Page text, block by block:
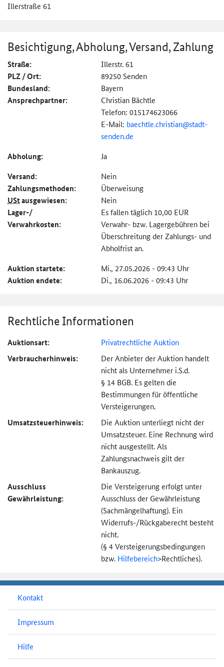
Illerstraße 61
Besichtigung, Abholung, Versand, Zahlung
Straße: Illerstr. 61
PLZ / Ort: 89250 Senden
Bundesland: Bayern
Ansprechpartner:
Christian Bächtle
Telefon: 015174623066
E-Mail: baechtle.christian@stadt-
senden.de
Abholung: Ja
Versand: Nein
Zahlungs­methoden: Überweisung
UStausgewiesen: Nein
Lager-/
Verwahrkosten:
Es fallen täglich 10,00 EUR
Verwahr- bzw. Lagergebühren bei
Überschreitung der Zahlungs- und
Abholfrist an.
Auktion startete: Mi., 27.05.2026 - 09:43 Uhr
Auktion endete: Di., 16.06.2026 - 09:43 Uhr
Rechtliche Informationen
Auktionsart: Privatrechtliche Auktion
Verbraucher­hinweis:
Der Anbieter der Auktion handelt
nicht als Unternehmer i.S.d.
§ 14 BGB. Es gelten die
Bestimmungen für öffentliche
Versteigerungen.
Umsatzsteuer­hinweis:
Die Auktion unterliegt nicht der
Umsatzsteuer. Eine Rechnung wird
nicht ausgestellt. Als
Zahlungsnachweis gilt der
Bankauszug.
Ausschluss
Gewährleistung:
Die Versteigerung erfolgt unter
Ausschluss der Gewährleistung
(Sachmängel­haftung). Ein
Widerrufs-/Rückgaberecht besteht
nicht.
(§ 4 Versteigerungs­bedingungen
bzw. Hilfebereich>Rechtliches).
Kontakt
Impressum
Hilfe